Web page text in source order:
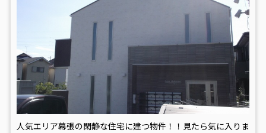
人気エリア幕張の閑静な住宅に建つ物件！！見たら気に入りま